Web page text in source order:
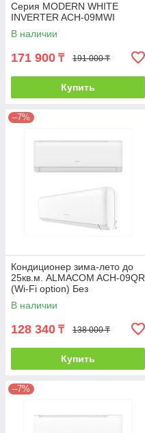
Серия MODERN WHITE
INVERTER ACH-09MWI
В наличии
171 900 ₸ 191 000 ₸
Купить
–7%
Кондиционер зима-лето до
25кв.м. ALMACOM ACH-09QR
(Wi-Fi option) Без
инсталляции
В наличии
128 340 ₸ 138 000 ₸
Купить
–7%